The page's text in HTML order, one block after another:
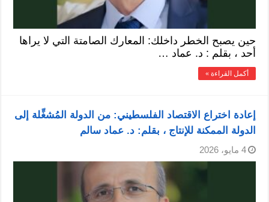
حين يصبح الخطر داخلك: المعارك الصامتة التي لا يراها
أحد ، بقلم : د. عماد …
أكمل القراءة »
إعادة اختراع الاقتصاد الفلسطيني: من الدولة المُشغِّلة إلى
الدولة الممكنة للإنتاج ، بقلم: د. عماد سالم
4 مايو، 2026